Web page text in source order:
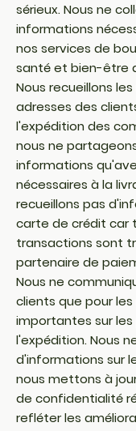
sérieux. Nous ne
informations
nos services de
santé et bien-être
Nous recueillons
adresses des
l'expédition des
nous ne
informations
nécessaires à la
recueillons pas
carte de crédit car
transactions sont
partenaire de
Nous ne
clients que pour
importantes sur
l'expédition. Nous
d'informations sur
nous mettons à
de confidentialité
refléter les